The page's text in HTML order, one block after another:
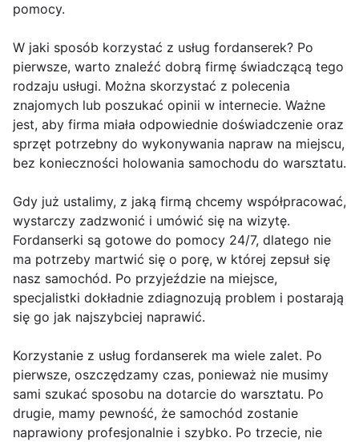
pomocy.
W jaki sposób korzystać z usług fordanserek? Po
pierwsze, warto znaleźć dobrą firmę świadczącą tego
rodzaju usługi. Można skorzystać z polecenia
znajomych lub poszukać opinii w internecie. Ważne
jest, aby firma miała odpowiednie doświadczenie oraz
sprzęt potrzebny do wykonywania napraw na miejscu,
bez konieczności holowania samochodu do warsztatu.
Gdy już ustalimy, z jaką firmą chcemy współpracować,
wystarczy zadzwonić i umówić się na wizytę.
Fordanserki są gotowe do pomocy 24/7, dlatego nie
ma potrzeby martwić się o porę, w której zepsuł się
nasz samochód. Po przyjeździe na miejsce,
specjalistki dokładnie zdiagnozują problem i postarają
się go jak najszybciej naprawić.
Korzystanie z usług fordanserek ma wiele zalet. Po
pierwsze, oszczędzamy czas, ponieważ nie musimy
sami szukać sposobu na dotarcie do warsztatu. Po
drugie, mamy pewność, że samochód zostanie
naprawiony profesjonalnie i szybko. Po trzecie, nie